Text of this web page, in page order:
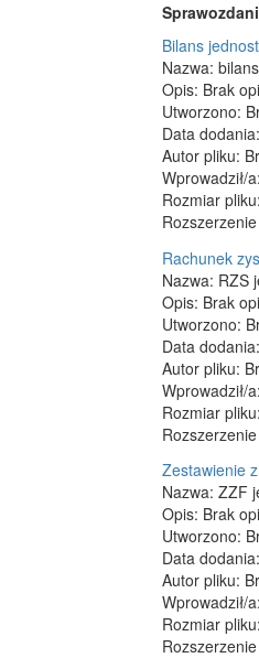
Bilans
Nazwa:
Opis: Brak
Utworzono:
Data
Autor pliku:
Wprowadził/
Rozmiar
Rachunek
Nazwa: RZS
Opis: Brak
Utworzono:
Data
Autor pliku:
Wprowadził/
Rozmiar
Zestawienie
Nazwa: ZZF
Opis: Brak
Utworzono:
Data
Autor pliku:
Wprowadził/
Rozmiar